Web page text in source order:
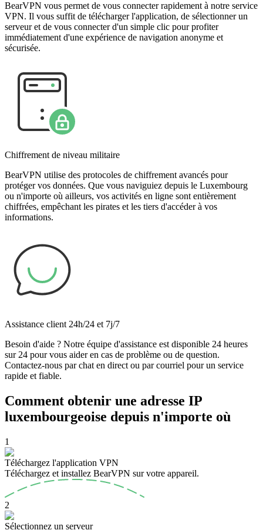
BearVPN vous permet de vous connecter rapidement à notre service
VPN. Il vous suffit de télécharger l'application, de sélectionner un
serveur et de vous connecter d'un simple clic pour profiter
immédiatement d'une expérience de navigation anonyme et
sécurisée.
Chiffrement de niveau militaire
BearVPN utilise des protocoles de chiffrement avancés pour
protéger vos données. Que vous naviguiez depuis le Luxembourg
ou n'importe où ailleurs, vos activités en ligne sont entièrement
chiffrées, empêchant les pirates et les tiers d'accéder à vos
informations.
Assistance client 24h/24 et 7j/7
Besoin d'aide ? Notre équipe d'assistance est disponible 24 heures
sur 24 pour vous aider en cas de problème ou de question.
Contactez-nous par chat en direct ou par courriel pour un service
rapide et fiable.
Comment obtenir une adresse IP
luxembourgeoise depuis n'importe où
1
Téléchargez l'application VPN
Téléchargez et installez BearVPN sur votre appareil.
2
Sélectionnez un serveur